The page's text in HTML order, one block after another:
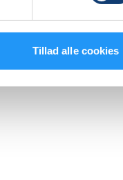
Tillad alle cookies